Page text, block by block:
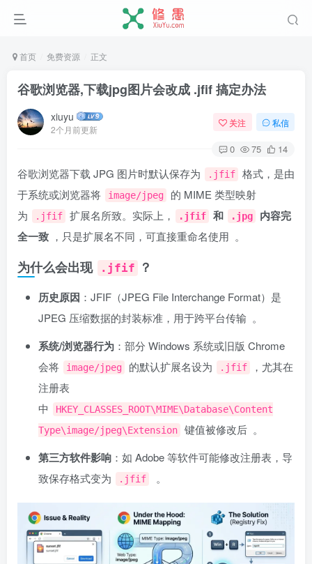
首页 免费资源 正文
谷歌浏览器,下载jpg图片会改成 .jfif 搞定办法
xiuyu
2个月前更新
关注 私信
0 75 14
谷歌浏览器下载 JPG 图片时默认保存为 .jfif
格式，是由
于系统或浏览器将
image/jpeg
的 MIME 类型映射
为
.jfif 扩展名所致。实际上，‌ .jfif 和 .jpg
内容完
全一致 ‌，只是扩展名不同，可直接重命名使用 ‌‌ 。
为什么会出现 .jfif ？
历史原因 ‌：JFIF（JPEG File Interchange Format）是
JPEG 压缩数据的封装标准，用于跨平台传输 ‌‌ 。
系统/浏览器行为 ‌：部分 Windows 系统或旧版 Chrome
会将
image/jpeg 的默认扩展名设为 .jfif
，尤其在
注册表
中
HKEY_CLASSES_ROOT\MIME\Database\Content
Type\image/jpeg\Extension
键值被修改后 ‌‌ 。
第三方软件影响 ‌：如 Adobe 等软件可能修改注册表，导
致保存格式变为
.jfif 。